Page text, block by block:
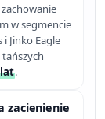
w segmencie
i Jinko Eagle
tańszych
.
zacienienie